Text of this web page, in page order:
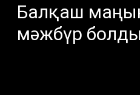
Балқаш
мәжбүр болды